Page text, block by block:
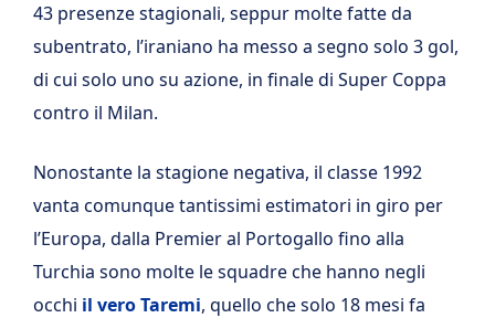
43 presenze stagionali, seppur molte fatte da
subentrato, l’iraniano ha messo a segno solo 3 gol,
di cui solo uno su azione, in finale di Super Coppa
contro il Milan.
Nonostante la stagione negativa, il classe 1992
vanta comunque tantissimi estimatori in giro per
l’Europa, dalla Premier al Portogallo fino alla
Turchia sono molte le squadre che hanno negli
occhi il vero Taremi, quello che solo 18 mesi fa